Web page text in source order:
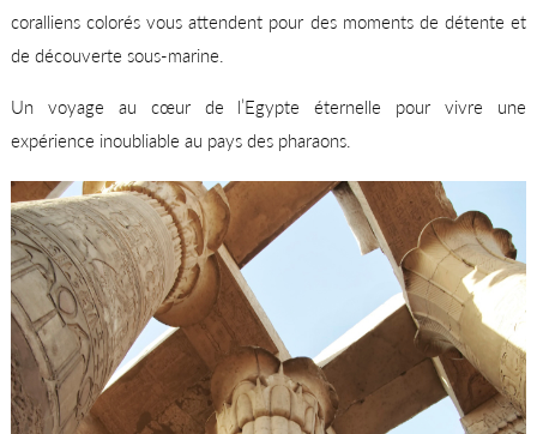
coralliens colorés vous attendent pour des moments de détente et
de découverte sous-marine.
Un voyage au cœur de l’Egypte éternelle pour vivre une
expérience inoubliable au pays des pharaons.